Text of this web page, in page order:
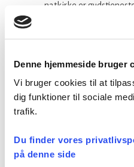
Denne hjemmeside bruger
Vi bruger cookies til at
dig funktioner til sociale
trafik.
Du finder vores
på denne side
natkirke er
Kirke.dk, men ikke når
manglende betaling
Det skal Københavns
offentliggjort i Præsten.